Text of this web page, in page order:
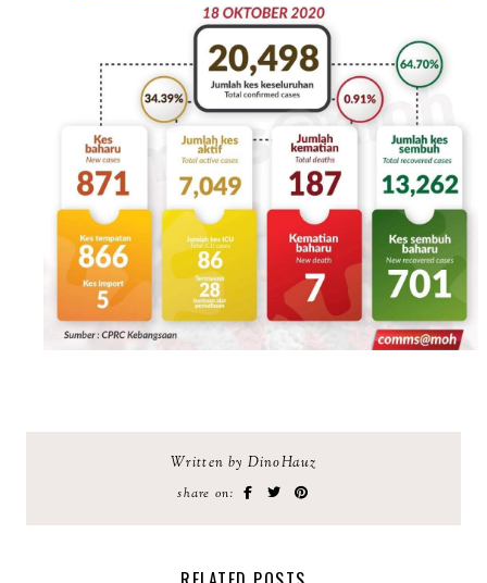
Written by DinoHauz
share on: